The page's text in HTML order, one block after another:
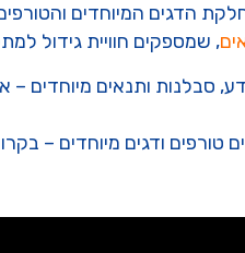
הדגים המיוחדים
, שמספקים חוויית גידול
סבלנות ותנאים מיוחדים
טורפים ודגים מיוחדים –